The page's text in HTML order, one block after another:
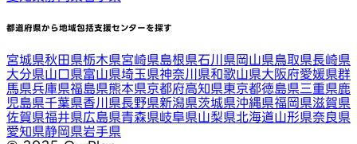
都道府県から地域包括支援センターを探す
宮城県秋田県栃木県宮崎県島根県石川県岡山県鳥取県長崎県
大分県山口県富山県埼玉県神奈川県和歌山県大阪府愛媛県群
馬県兵庫県福島県熊本県京都府高知県東京都徳島県三重県鹿
児島県千葉県香川県長野県新潟県茨城県沖縄県福岡県滋賀県
佐賀県福井県広島県青森県岐阜県山梨県北海道山形県奈良県
愛知県静岡県岩手県